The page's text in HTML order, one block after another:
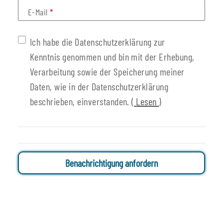
E-Mail
Ich habe die Datenschutzerklärung zur
Kenntnis genommen und bin mit der Erhebung,
Verarbeitung sowie der Speicherung meiner
Daten, wie in der Datenschutzerklärung
beschrieben, einverstanden.( Lesen )
Benachrichtigung anfordern